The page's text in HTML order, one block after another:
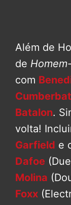
Além de
de
com
Batalon.
volta!
Garfield e
Dafoe
Molina
Foxx